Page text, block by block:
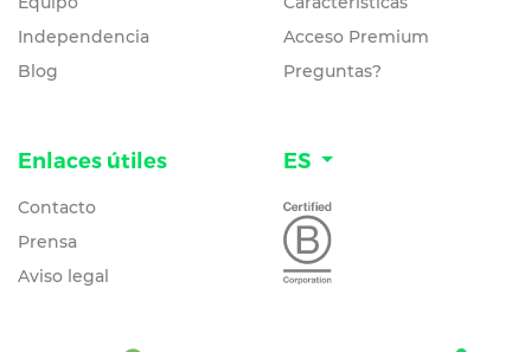
Independencia
Blog
Acceso Premium
Preguntas?
Enlaces útiles
Contacto
Prensa
Aviso legal
ES